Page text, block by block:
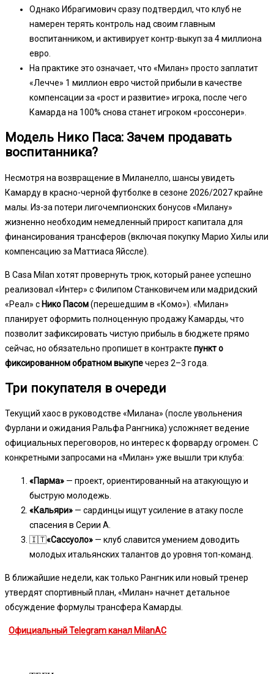
Однако Ибрагимович сразу подтвердил, что клуб не
намерен терять контроль над своим главным
воспитанником, и активирует контр-выкуп за 4 миллиона
евро.
На практике это означает, что «Милан» просто заплатит
«Лечче» 1 миллион евро чистой прибыли в качестве
компенсации за «рост и развитие» игрока, после чего
Камарда на 100% снова станет игроком «россонери».
Модель Нико Паса: Зачем продавать
воспитанника?
Несмотря на возвращение в Миланелло, шансы увидеть
Камарду в красно-черной футболке в сезоне 2026/2027 крайне
малы. Из-за потери лигочемпионских бонусов «Милану»
жизненно необходим немедленный прирост капитала для
финансирования трансферов (включая покупку Марио Хилы или
компенсацию за Маттиаса Яйссле).
В Casa Milan хотят провернуть трюк, который ранее успешно
реализовал «Интер» с Филипом Станковичем или мадридский
«Реал» сНико Пасом(перешедшим в «Комо»). «Милан»
планирует оформить полноценную продажу Камарды, что
позволит зафиксировать чистую прибыль в бюджете прямо
сейчас, но обязательно пропишет в контракте пункт о
фиксированном обратном выкупечерез 2–3 года.
Три покупателя в очереди
Текущий хаос в руководстве «Милана» (после увольнения
Фурлани и ожидания Ральфа Рангника) усложняет ведение
официальных переговоров, но интерес к форварду огромен. С
конкретными запросами на «Милан» уже вышли три клуба:
«Парма» — проект, ориентированный на атакующую и
быструю молодежь.
«Кальяри» — сардинцы ищут усиление в атаку после
спасения в Серии А.
🇮🇹«Сассуоло» — клуб славится умением доводить
молодых итальянских талантов до уровня топ-команд.
В ближайшие недели, как только Рангник или новый тренер
утвердят спортивный план, «Милан» начнет детальное
обсуждение формулы трансфера Камарды.
Официальный Telegram канал MilanAC